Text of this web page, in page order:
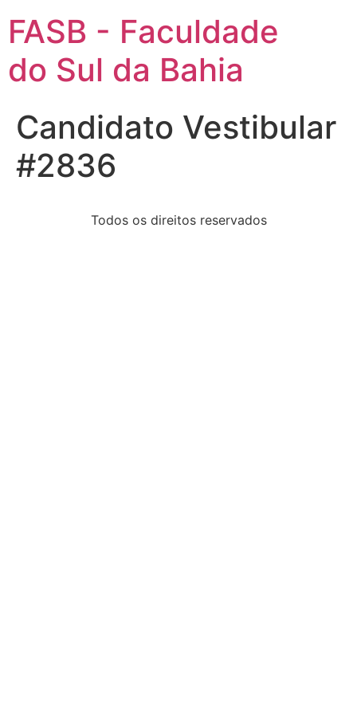
FASB - Faculdade
do Sul da Bahia
Candidato Vestibular
#2836
Todos os direitos reservados